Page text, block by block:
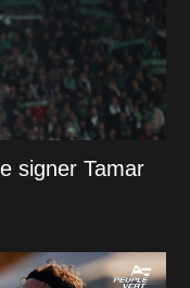
signer Tamar